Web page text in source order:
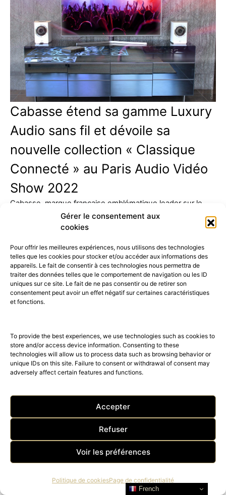
Gérer le consentement aux
cookies
Pour offrir les meilleures expériences, nous utilisons des technologies
telles que les cookies pour stocker et/ou accéder aux informations des
appareils. Le fait de consentir à ces technologies nous permettra de
traiter des données telles que le comportement de navigation ou les ID
uniques sur ce site. Le fait de ne pas consentir ou de retirer son
consentement peut avoir un effet négatif sur certaines caractéristiques
et fonctions.
To provide the best experiences, we use technologies such as cookies to
store and/or access device information. Consenting to these
technologies will allow us to process data such as browsing behavior or
unique IDs on this site. Failure to consent or withdrawal of consent may
adversely affect certain features and functions.
Accepter
Refuser
Voir les préférences
Politique de cookiesPage de confidentialité
Cabasse étend sa gamme Luxury
Audio sans fil et dévoile sa
nouvelle collection « Classique
Connecté » au Paris Audio Vidéo
Show 2022
Cabasse, marque française emblématique leader sur le
marché de l'acoustique Haute-Fidélité, ne cesse de
moderniser la Hifi traditionnelle…
French